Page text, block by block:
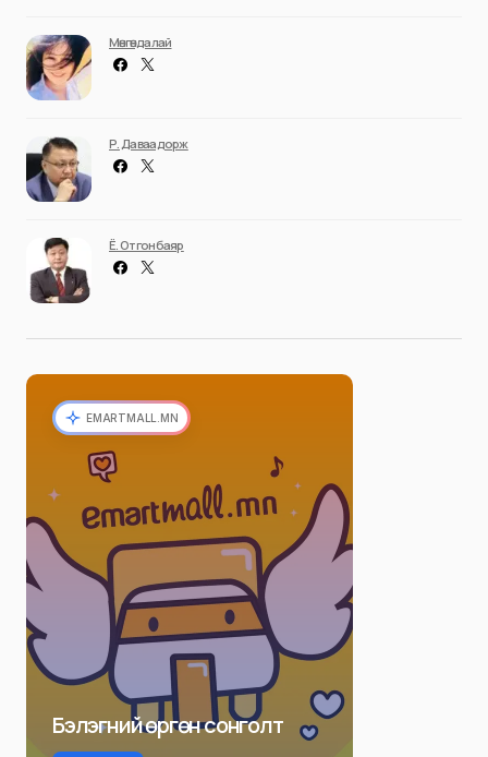
Мөнгөндалай
Р. Даваадорж
Ё. Отгонбаяр
EMARTMALL.MN
Бэлэгний өргөн сонголт